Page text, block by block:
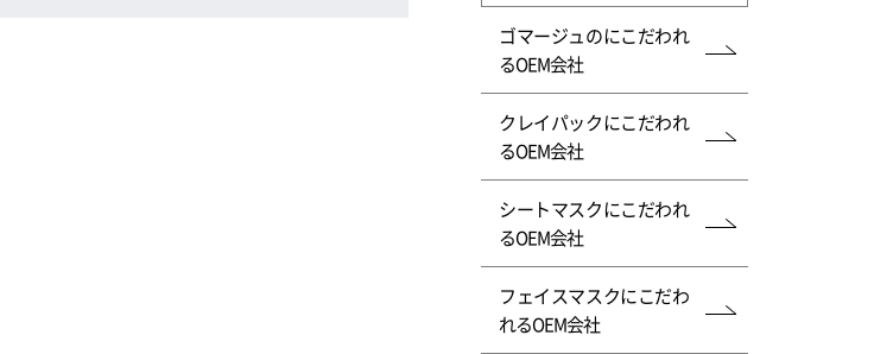
ゴマージュのにこだわれ
るOEM会社
クレイパックにこだわれ
るOEM会社
シートマスクにこだわれ
るOEM会社
フェイスマスクにこだわ
れるOEM会社